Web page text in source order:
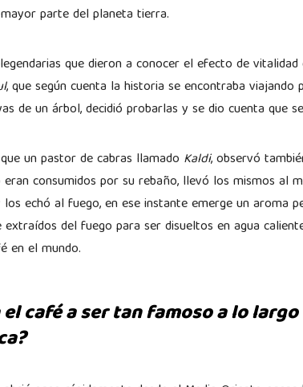
parte del planeta tierra.
que dieron a conocer el efecto de
, que según cuenta la historia se encontraba
de un árbol, decidió probarlas y se dio cuenta que
un pastor de cabras llamado Kaldi, observó
consumidos por su rebaño, llevó los mismos al
echó al fuego, en ese instante emerge un aroma
del fuego para ser disueltos en agua
en el mundo.
el café a ser tan famoso a lo